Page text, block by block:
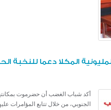
المكلا دعما للنخبة
أكد شباب الغضب أن حضرموت
الجنوبي، من خلال تتابع المؤامرات